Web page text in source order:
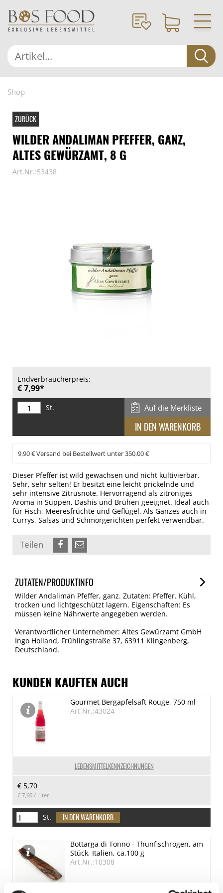
Shop
ZURÜCK
WILDER ANDALIMAN PFEFFER, GANZ,
ALTES GEWÜRZAMT, 8 G
Art.Nr.:53438
Endverbraucherpreis:
€ 7,99*
St. Auf die Merkliste
9,90 € Versand bei Bestellwert unter 350,00 €
Dieser Pfeffer ist wild gewachsen und nicht kultivierbar.
Sehr, sehr selten! Er besitzt eine leicht prickelnde und
sehr intensive Zitrusnote. Hervorragend als zitroniges
Aroma in Suppen, Dashis und Brühen geeignet. Ideal auch
für Fisch, Meeresfrüchte und Geflügel. Als Ganzes auch in
Currys, Salsas und Schmorgerichten perfekt verwendbar.
Teilen
ZUTATEN/PRODUKTINFO
Wilder Andaliman Pfeffer, ganz. Zutaten: Pfeffer. Kühl,
trocken und lichtgeschützt lagern. Eigenschaften: Es
müssen keine Nährwerte angegeben werden.
Verantwortlicher Unternehmer: Altes Gewürzamt GmbH
Ingo Holland, Frühlingstraße 37, 63911 Klingenberg,
Deutschland.
KUNDEN KAUFTEN AUCH
LEBENSMITTELKENNZEICHNUNGEN
Gourmet Bergapfelsaft Rouge, 750 ml
Art.Nr.:43024
€ 5,70
€ 7,60 / Liter
St.
Bottarga di Tonno - Thunfischrogen, am
Stück, Italien, ca.100 g
Art.Nr.:10308